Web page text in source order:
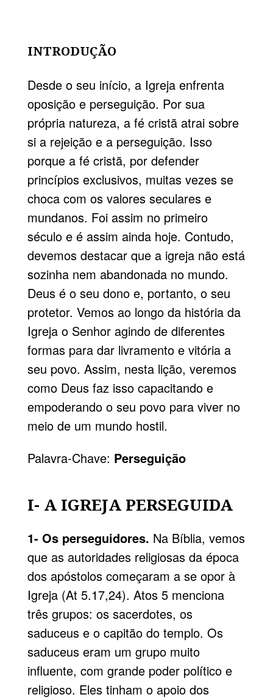
INTRODUÇÃO
Desde o seu início, a Igreja enfrenta
oposição e perseguição. Por sua
própria natureza, a fé cristã atrai sobre
si a rejeição e a perseguição. Isso
porque a fé cristã, por defender
princípios exclusivos, muitas vezes se
choca com os valores seculares e
mundanos. Foi assim no primeiro
século e é assim ainda hoje. Contudo,
devemos destacar que a igreja não está
sozinha nem abandonada no mundo.
Deus é o seu dono e, portanto, o seu
protetor. Vemos ao longo da história da
Igreja o Senhor agindo de diferentes
formas para dar livramento e vitória a
seu povo. Assim, nesta lição, veremos
como Deus faz isso capacitando e
empoderando o seu povo para viver no
meio de um mundo hostil.
Palavra-Chave: Perseguição
I- A IGREJA PERSEGUIDA
1- Os perseguidores. Na Bíblia, vemos
que as autoridades religiosas da época
dos apóstolos começaram a se opor à
Igreja (At 5.17,24). Atos 5 menciona
três grupos: os sacerdotes, os
saduceus e o capitão do templo. Os
saduceus eram um grupo muito
influente, com grande poder político e
religioso. Eles tinham o apoio dos